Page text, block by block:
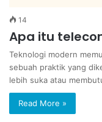
14
Apa itu
Teknologi modern
sebuah praktik yang
lebih suka atau
Read More »